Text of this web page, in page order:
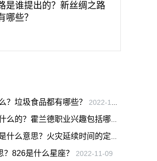
是谁提出的？新丝绸之路
哪些？
？垃圾食品都有哪些？ 2022-11-09
？霍兰德职业兴趣包括哪六个类型？
什么意思？火灾延续时间的定义
826是什么星座？ 2022-11-09